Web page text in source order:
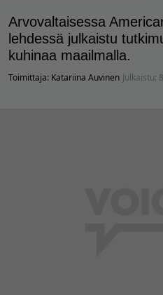
Arvovaltaisessa
lehdessä julkaistu
kuhinaa maailmalla.
Toimittaja: Katariina Auvinen Julkaistu: